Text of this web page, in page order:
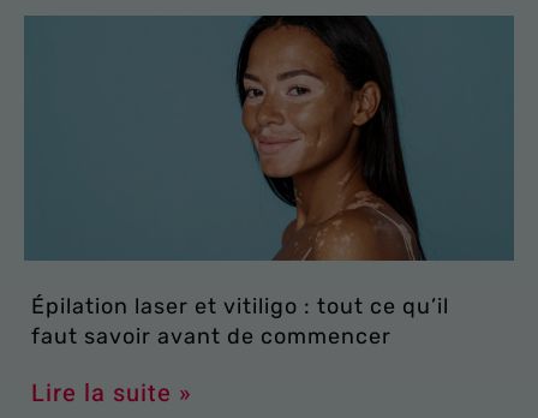
Épilation laser et vitiligo : tout ce qu’il
faut savoir avant de commencer
Lire la suite »